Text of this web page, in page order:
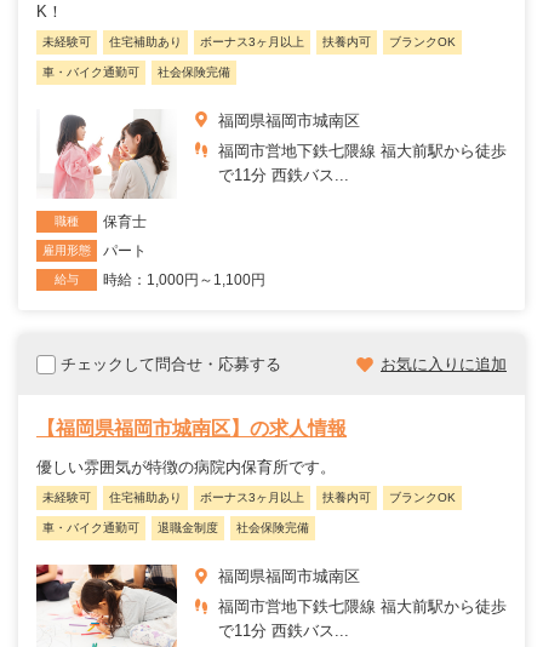
K！
未経験可 住宅補助あり ボーナス3ヶ月以上 扶養内可 ブランクOK
車・バイク通勤可 社会保険完備
福岡県福岡市城南区
福岡市営地下鉄七隈線 福大前駅から徒歩
で11分 西鉄バス...
職種 保育士
雇用形態 パート
給与 時給：1,000円～1,100円
チェックして問合せ・応募する お気に入りに追加
【福岡県福岡市城南区】の求人情報
優しい雰囲気が特徴の病院内保育所です。
未経験可 住宅補助あり ボーナス3ヶ月以上 扶養内可 ブランクOK
車・バイク通勤可 退職金制度 社会保険完備
福岡県福岡市城南区
福岡市営地下鉄七隈線 福大前駅から徒歩
で11分 西鉄バス...